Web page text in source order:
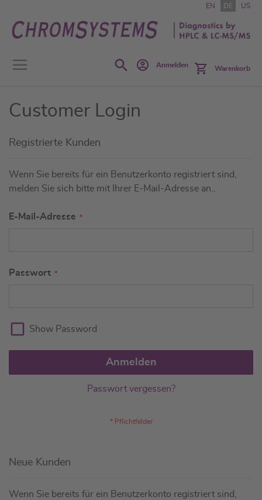
Inhalt
springen
EN DE US
SearchAnmelden Warenkorb
Customer Login
Registrierte Kunden
Wenn Sie bereits für ein Benutzerkonto registriert sind,
melden Sie sich bitte mit Ihrer E-Mail-Adresse an..
E-Mail-Adresse
Passwort
Show Password
Anmelden
Passwort vergessen?
Neue Kunden
Wenn Sie bereits für ein Benutzerkonto registriert sind,